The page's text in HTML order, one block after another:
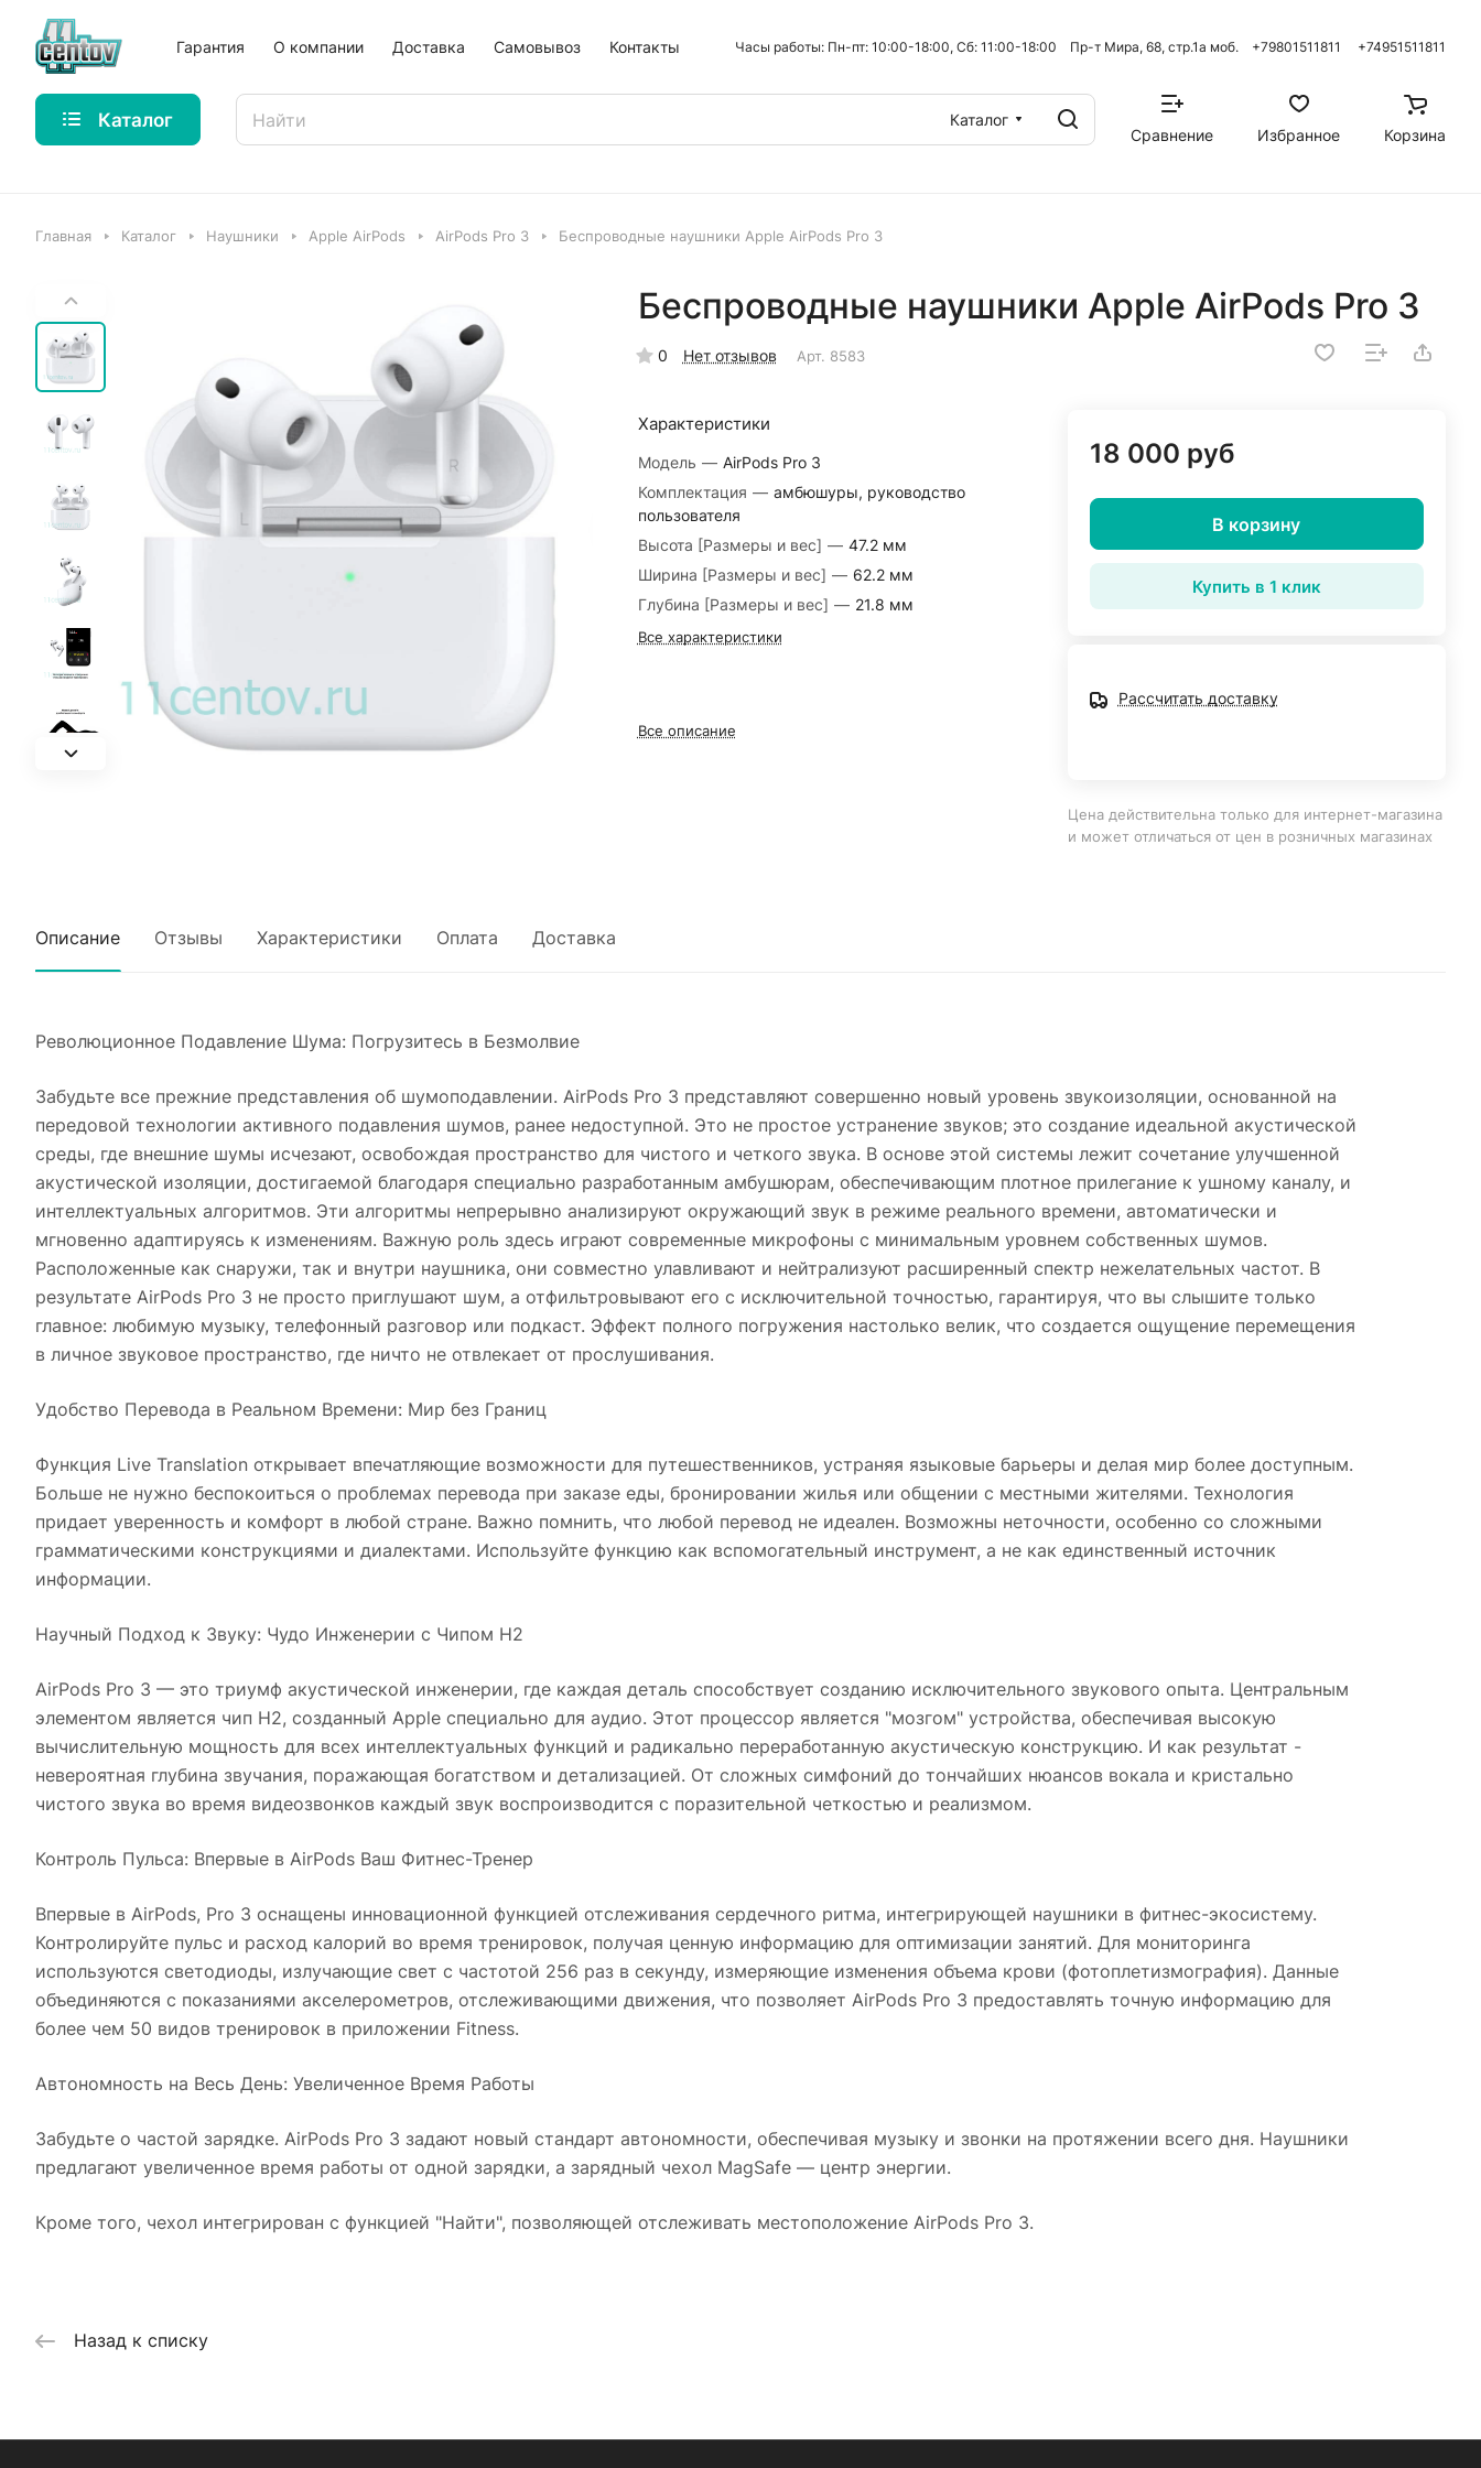
Гарантия О компании Доставка Самовывоз Контакты Часы работы: Пн-пт: 10:00-18:00, Сб: 11:00-18:00 Пр-т Мира, 68, стр.1а моб. +79801511811 +74951511811
Каталог
Каталог
Сравнение
Избранное Корзина
Главная Каталог Наушники Apple AirPods AirPods Pro 3 Беспроводные наушники Apple AirPods Pro 3
Беспроводные наушники Apple AirPods Pro 3
0 Нет отзывов Арт. 8583
Характеристики
Модель — AirPods Pro 3
Комплектация — амбюшуры, руководство
пользователя
Высота [Размеры и вес] — 47.2 мм
Ширина [Размеры и вес] — 62.2 мм
Глубина [Размеры и вес] — 21.8 мм
Все характеристики
Все описание
18 000 руб
В корзину
Купить в 1 клик
Рассчитать доставку
Цена действительна только для интернет-магазина
и может отличаться от цен в розничных магазинах
Описание Отзывы Характеристики Оплата Доставка
Революционное Подавление Шума: Погрузитесь в Безмолвие
Забудьте все прежние представления об шумоподавлении. AirPods Pro 3 представляют совершенно новый уровень звукоизоляции, основанной на
передовой технологии активного подавления шумов, ранее недоступной. Это не простое устранение звуков; это создание идеальной акустической
среды, где внешние шумы исчезают, освобождая пространство для чистого и четкого звука. В основе этой системы лежит сочетание улучшенной
акустической изоляции, достигаемой благодаря специально разработанным амбушюрам, обеспечивающим плотное прилегание к ушному каналу, и
интеллектуальных алгоритмов. Эти алгоритмы непрерывно анализируют окружающий звук в режиме реального времени, автоматически и
мгновенно адаптируясь к изменениям. Важную роль здесь играют современные микрофоны с минимальным уровнем собственных шумов.
Расположенные как снаружи, так и внутри наушника, они совместно улавливают и нейтрализуют расширенный спектр нежелательных частот. В
результате AirPods Pro 3 не просто приглушают шум, а отфильтровывают его с исключительной точностью, гарантируя, что вы слышите только
главное: любимую музыку, телефонный разговор или подкаст. Эффект полного погружения настолько велик, что создается ощущение перемещения
в личное звуковое пространство, где ничто не отвлекает от прослушивания.
Удобство Перевода в Реальном Времени: Мир без Границ
Функция Live Translation открывает впечатляющие возможности для путешественников, устраняя языковые барьеры и делая мир более доступным.
Больше не нужно беспокоиться о проблемах перевода при заказе еды, бронировании жилья или общении с местными жителями. Технология
придает уверенность и комфорт в любой стране. Важно помнить, что любой перевод не идеален. Возможны неточности, особенно со сложными
грамматическими конструкциями и диалектами. Используйте функцию как вспомогательный инструмент, а не как единственный источник
информации.
Научный Подход к Звуку: Чудо Инженерии с Чипом H2
AirPods Pro 3 — это триумф акустической инженерии, где каждая деталь способствует созданию исключительного звукового опыта. Центральным
элементом является чип H2, созданный Apple специально для аудио. Этот процессор является "мозгом" устройства, обеспечивая высокую
вычислительную мощность для всех интеллектуальных функций и радикально переработанную акустическую конструкцию. И как результат -
невероятная глубина звучания, поражающая богатством и детализацией. От сложных симфоний до тончайших нюансов вокала и кристально
чистого звука во время видеозвонков каждый звук воспроизводится с поразительной четкостью и реализмом.
Контроль Пульса: Впервые в AirPods Ваш Фитнес-Тренер
Впервые в AirPods, Pro 3 оснащены инновационной функцией отслеживания сердечного ритма, интегрирующей наушники в фитнес-экосистему.
Контролируйте пульс и расход калорий во время тренировок, получая ценную информацию для оптимизации занятий. Для мониторинга
используются светодиоды, излучающие свет с частотой 256 раз в секунду, измеряющие изменения объема крови (фотоплетизмография). Данные
объединяются с показаниями акселерометров, отслеживающими движения, что позволяет AirPods Pro 3 предоставлять точную информацию для
более чем 50 видов тренировок в приложении Fitness.
Автономность на Весь День: Увеличенное Время Работы
Забудьте о частой зарядке. AirPods Pro 3 задают новый стандарт автономности, обеспечивая музыку и звонки на протяжении всего дня. Наушники
предлагают увеличенное время работы от одной зарядки, а зарядный чехол MagSafe — центр энергии.
Кроме того, чехол интегрирован с функцией "Найти", позволяющей отслеживать местоположение AirPods Pro 3.
Назад к списку